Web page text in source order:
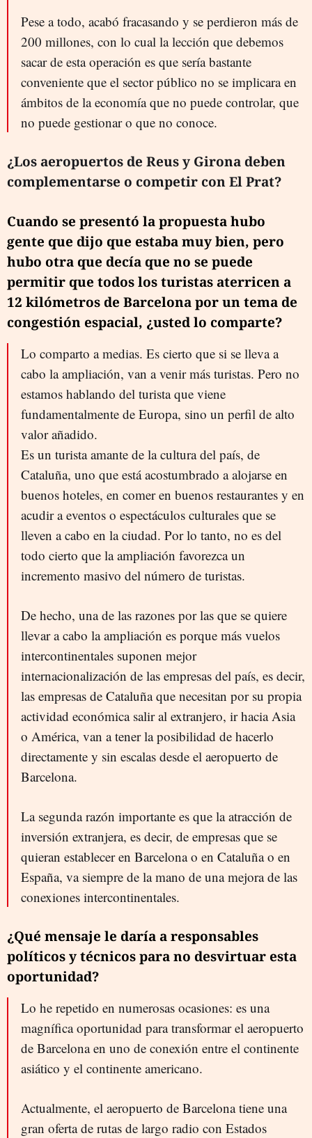
Pese a todo, acabó fracasando y se perdieron más de
200 millones, con lo cual la lección que debemos
sacar de esta operación es que sería bastante
conveniente que el sector público no se implicara en
ámbitos de la economía que no puede controlar, que
no puede gestionar o que no conoce.
¿Los aeropuertos de Reus y Girona deben
complementarse o competir con El Prat?
Cuando se presentó la propuesta hubo
gente que dijo que estaba muy bien, pero
hubo otra que decía que no se puede
permitir que todos los turistas aterricen a
12 kilómetros de Barcelona por un tema de
congestión espacial, ¿usted lo comparte?
Lo comparto a medias. Es cierto que si se lleva a
cabo la ampliación, van a venir más turistas. Pero no
estamos hablando del turista que viene
fundamentalmente de Europa, sino un perfil de alto
valor añadido.
Es un turista amante de la cultura del país, de
Cataluña, uno que está acostumbrado a alojarse en
buenos hoteles, en comer en buenos restaurantes y en
acudir a eventos o espectáculos culturales que se
lleven a cabo en la ciudad. Por lo tanto, no es del
todo cierto que la ampliación favorezca un
incremento masivo del número de turistas.
De hecho, una de las razones por las que se quiere
llevar a cabo la ampliación es porque más vuelos
intercontinentales suponen mejor
internacionalización de las empresas del país, es decir,
las empresas de Cataluña que necesitan por su propia
actividad económica salir al extranjero, ir hacia Asia
o América, van a tener la posibilidad de hacerlo
directamente y sin escalas desde el aeropuerto de
Barcelona.
La segunda razón importante es que la atracción de
inversión extranjera, es decir, de empresas que se
quieran establecer en Barcelona o en Cataluña o en
España, va siempre de la mano de una mejora de las
conexiones intercontinentales.
¿Qué mensaje le daría a responsables
políticos y técnicos para no desvirtuar esta
oportunidad?
Lo he repetido en numerosas ocasiones: es una
magnífica oportunidad para transformar el aeropuerto
de Barcelona en uno de conexión entre el continente
asiático y el continente americano.
Actualmente, el aeropuerto de Barcelona tiene una
gran oferta de rutas de largo radio con Estados